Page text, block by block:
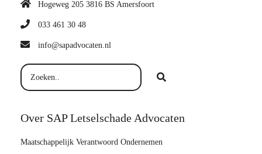
Hogeweg 205 3816 BS Amersfoort
033 461 30 48
info@sapadvocaten.nl
Over SAP Letselschade Advocaten
Maatschappelijk Verantwoord Ondernemen